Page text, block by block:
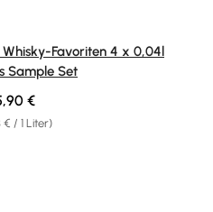
Favoriten 4 x 0,04l
Sample Set
€ / 1 Liter)
Preis:
€